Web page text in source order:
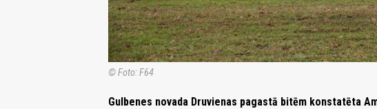
© Foto: F64
Gulbenes novada Druvienas pagastā bitēm konstatēta